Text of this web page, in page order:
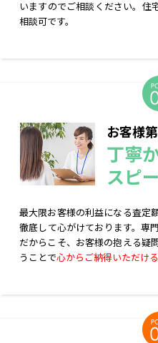
いますのでご相談ください。住
相談可です。
お客様
丁寧
スピ
最大限お客様の利益になる査定
徹底して心がけております。専
だからこそ、お客様の抱える疑
うことで心からご納得いただけ